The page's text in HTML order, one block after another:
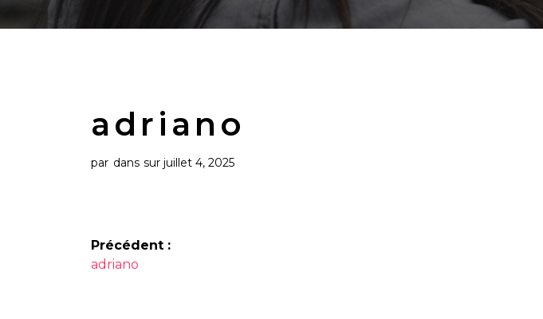
adriano
par dans sur juillet 4, 2025
Navigation
de
Précédent :
Article
adriano